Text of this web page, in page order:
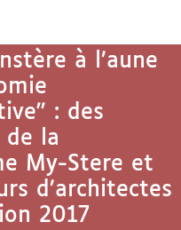
à l’aune
: des
de la
My-Stere et
d’architectes
2017